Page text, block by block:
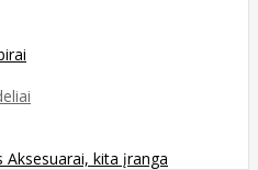
Aksesuarai, kita įranga